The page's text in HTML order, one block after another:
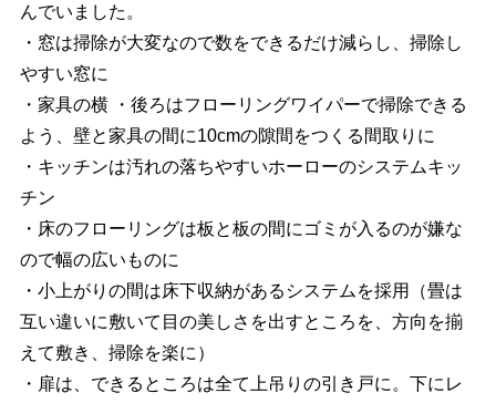
んでいました。
・窓は掃除が大変なので数をできるだけ減らし、掃除し
やすい窓に
・家具の横 ・後ろはフローリングワイパーで掃除できる
よう、壁と家具の間に10cmの隙間をつくる間取りに
・キッチンは汚れの落ちやすいホーローのシステムキッ
チン
・床のフローリングは板と板の間にゴミが入るのが嫌な
ので幅の広いものに
・小上がりの間は床下収納があるシステムを採用（畳は
互い違いに敷いて目の美しさを出すところを、方向を揃
えて敷き、掃除を楽に）
・扉は、できるところは全て上吊りの引き戸に。下にレ